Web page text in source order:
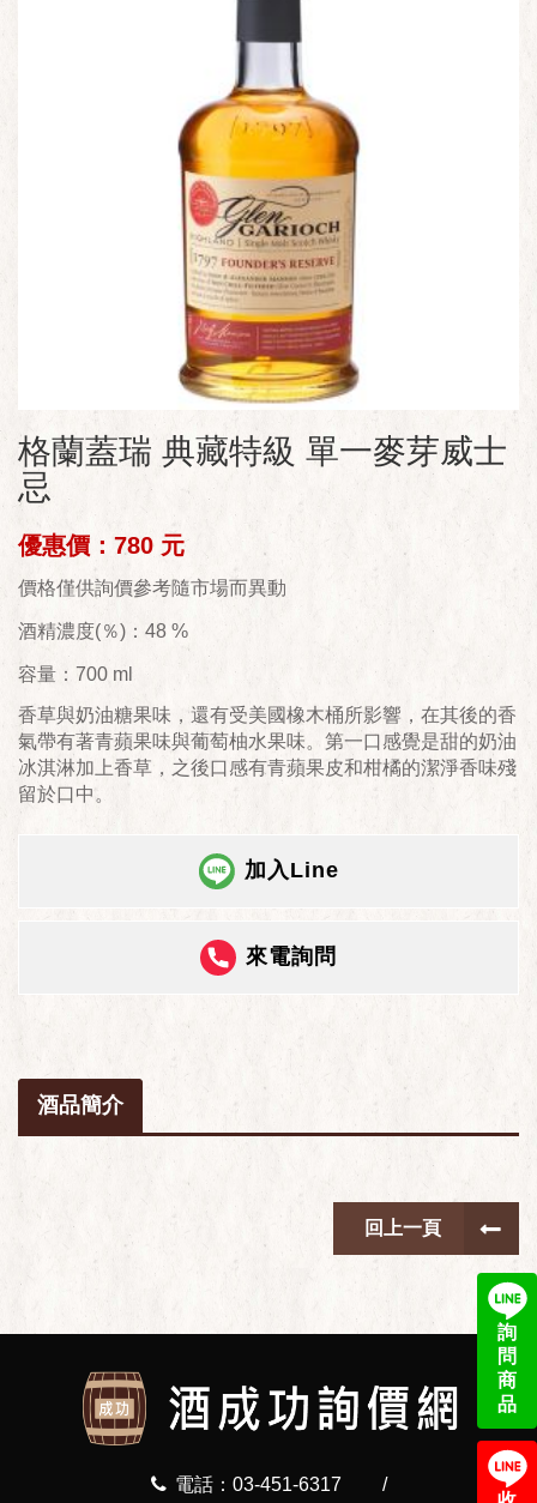
詢
問
商
品
格蘭蓋瑞 典藏特級 單一麥芽威士
忌
優惠價：780 元
價格僅供詢價參考隨市場而異動
酒精濃度(％)：48 %
容量：700 ml
香草與奶油糖果味，還有受美國橡木桶所影響，在其後的香
氣帶有著青蘋果味與葡萄柚水果味。第一口感覺是甜的奶油
冰淇淋加上香草，之後口感有青蘋果皮和柑橘的潔淨香味殘
留於口中。
加入Line
來電詢問
酒品簡介
回上一頁
電話：03-451-6317 /